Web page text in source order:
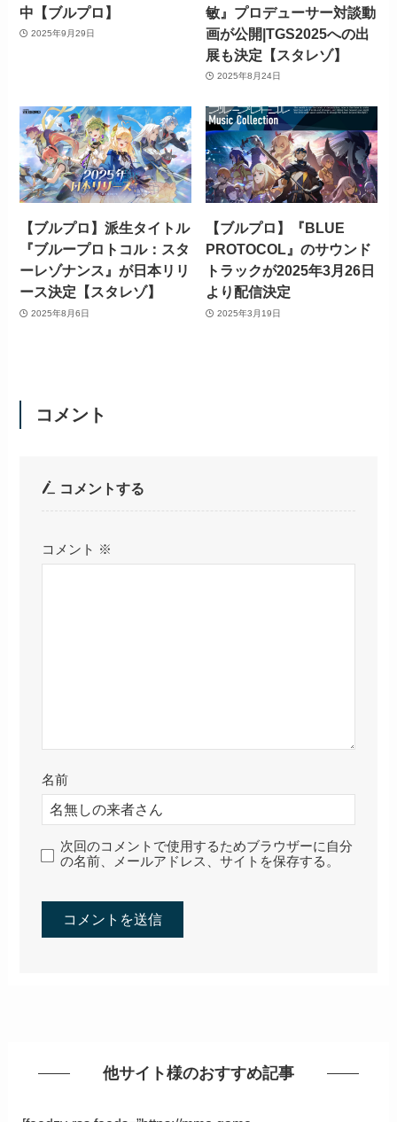
中【ブルプロ】
2025年9月29日
敏』プロデューサー対談動
画が公開|TGS2025への出
展も決定【スタレゾ】
2025年8月24日
【ブルプロ】派生タイトル
『ブループロトコル：スタ
ーレゾナンス』が日本リリ
ース決定【スタレゾ】
2025年8月6日
【ブルプロ】『BLUE
PROTOCOL』のサウンド
トラックが2025年3月26日
より配信決定
2025年3月19日
コメント
コメントする
コメント ※
名前
次回のコメントで使用するためブラウザーに自分
の名前、メールアドレス、サイトを保存する。
他サイト様のおすすめ記事